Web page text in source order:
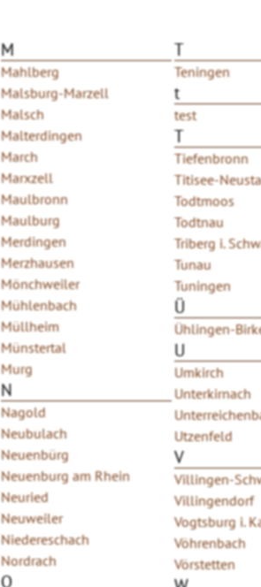
M
Mahlberg
Malsburg-Marzell
Malsch
Malterdingen
March
Marxzell
Maulbronn
Maulburg
Merdingen
Merzhausen
Mönchweiler
Mühlenbach
Müllheim
Münstertal
Murg
N
Nagold
Neubulach
Neuenbürg
Neuenburg am Rhein
Neuried
Neuweiler
Niedereschach
Nordrach
O
T
Teningen
t
test
T
Tiefenbronn
Titisee-
Todtmoos
Todtnau
Triberg i.
Tunau
Tuningen
Ü
Ühlingen-
U
Umkirch
Unterkirnach
Utzenfeld
V
Villingen-
Villingendorf
Vogtsburg i.
Vöhrenbach
Vörstetten